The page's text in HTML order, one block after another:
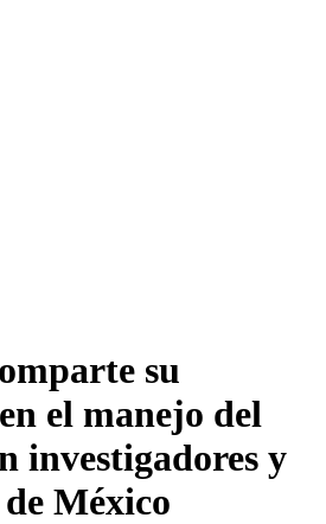
su
el manejo del
investigadores y
México